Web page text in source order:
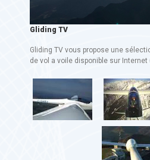
Gliding TV
Gliding TV vous propose une
de vol a voile disponible sur Internet